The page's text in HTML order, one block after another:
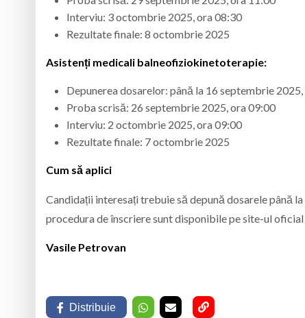
Interviu: 3 octombrie 2025, ora 08:30
Rezultate finale: 8 octombrie 2025
Asistenți medicali balneofiziokinetoterapie:
Depunerea dosarelor: până la 16 septembrie
Proba scrisă: 26 septembrie 2025, ora 09:00
Interviu: 2 octombrie 2025, ora 09:00
Rezultate finale: 7 octombrie 2025
Cum să aplici
Candidații interesați trebuie să depună dosarele până la
procedura de înscriere sunt disponibile pe site-ul
Vasile Petrovan
Distribuie